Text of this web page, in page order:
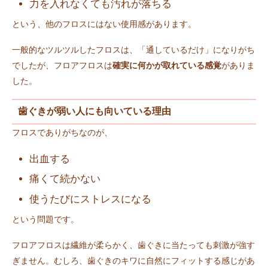
力を入れなくても汚れが落ちる
という、他のフロスにはない使用感があります。
一般的なツルツルしたフロスは、「通しているだけ」になりがち
でしたが、フロアフロスは確実に何かが取れている感覚がありま
した。
歯ぐきが弱い人にも向いている理由
フロスでありがちなのが、
出血する
痛くて続かない
使うたびにストレスになる
という問題です。
フロアフロスは繊維が柔らかく、歯ぐきに当たっても刺激が強す
ぎません。むしろ、歯ぐきのキワに自然にフィットする感じがあ